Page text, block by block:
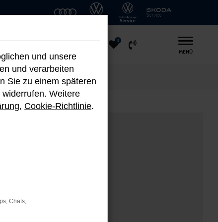
MENÜ
0
und unsere
und verarbeiten
Sie zu einem späteren
Weitere
, Cookie-Richtlinie.
Chats,